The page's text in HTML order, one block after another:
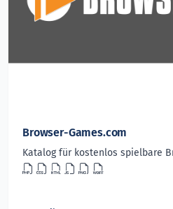
Browser-Games.com
Katalog für kostenlos spielbare